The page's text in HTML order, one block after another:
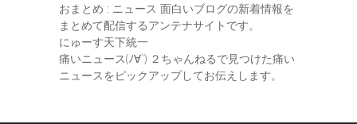
おまとめ : ニュース 面白いブログの新着情報を
まとめて配信するアンテナサイトです。
にゅーす天下統一
痛いニュース(ﾉ∀`) ２ちゃんねるで見つけた痛い
ニュースをピックアップしてお伝えします。